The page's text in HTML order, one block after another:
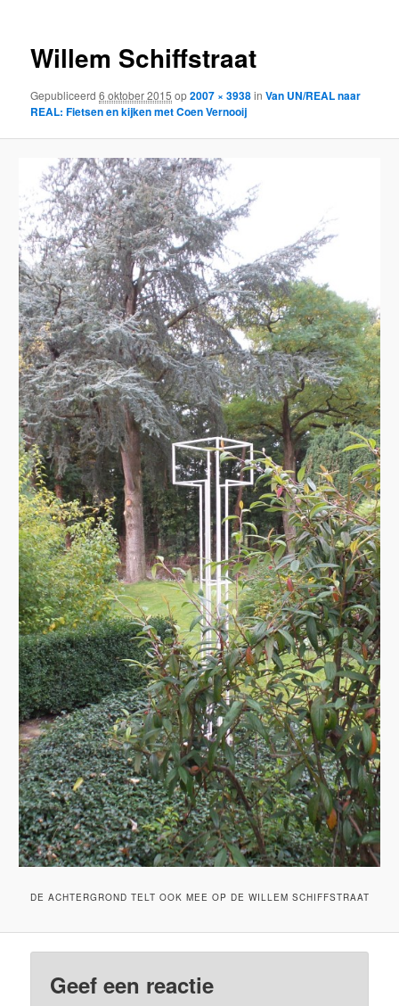
Willem Schiffstraat
Gepubliceerd6 oktober 2015 op2007 × 3938inVan UN/REAL naar
REAL: Fietsen en kijken met Coen Vernooij
DE ACHTERGROND TELT OOK MEE OP DE WILLEM SCHIFFSTRAAT
Geef een reactie